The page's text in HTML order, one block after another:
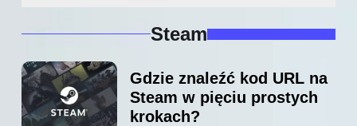
Steam
Gdzie znaleźć kod URL na
Steam w pięciu prostych
krokach?